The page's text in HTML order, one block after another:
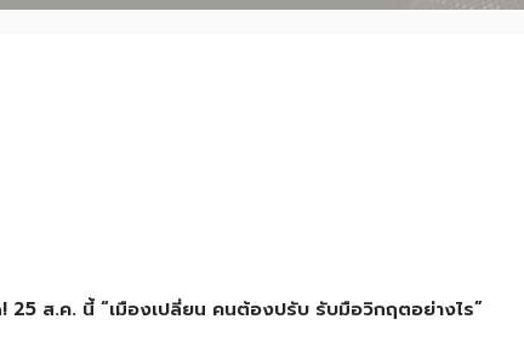
25 ส.ค. นี้ “เมืองเปลี่ยน คนต้องปรับ รับมือวิกฤตอย่างไร”